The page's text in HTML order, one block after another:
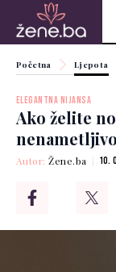
Početna Ljepota
ELEGANTNA NIJANSA
Ako želite
Autor:Žene.ba 10.